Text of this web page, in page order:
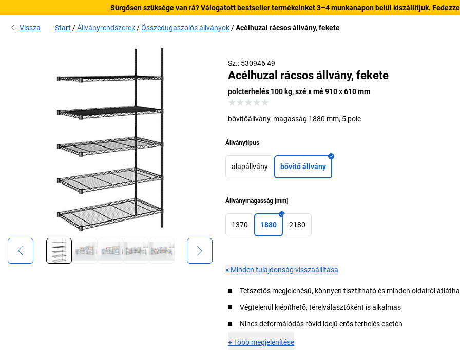
Sürgősen szüksége van rá? Válogatott bestseller termékeinket 3–4 munkanapon belül kiszállítjuk.
Vissza Start Állványrendszerek Összedugaszolós állványok Acélhuzal rácsos állvány, fekete
Sz.: 530946 49
Acélhuzal rácsos állvány, fekete
polcterhelés 100 kg, szé x mé 910 x 610 mm
bővítőállvány, magasság 1880 mm, 5 polc
Állványtípus
alapállvány bővítő állvány
Állványmagasság [mm]
1370 1880 2180
× Minden tulajdonság visszaállítása
Tetszetős megjelenésű, könnyen tisztítható és minden oldalról
Végtelenül kiépíthető, térelválasztóként is alkalmas
Nincs deformálódás rövid idejű erős terhelés esetén
+Több megjelenítése